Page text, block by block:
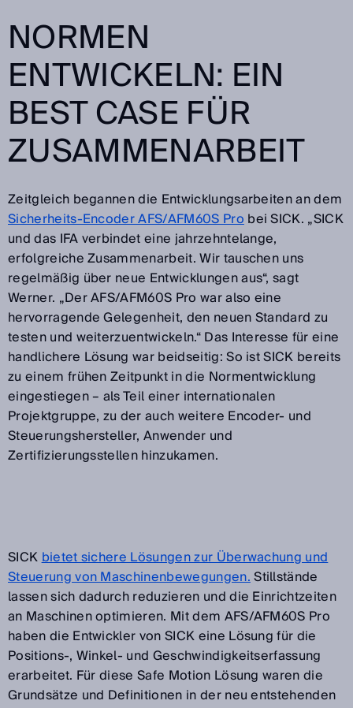
NORMEN
ENTWICKELN: EIN
BEST CASE FÜR
ZUSAMMENARBEIT
Zeitgleich begannen die Entwicklungsarbeiten an dem
Sicherheits-Encoder AFS/AFM60S Probei SICK. „SICK
und das IFA verbindet eine jahrzehntelange,
erfolgreiche Zusammenarbeit. Wir tauschen uns
regelmäßig über neue Entwicklungen aus“, sagt
Werner. „Der AFS/AFM60S Pro war also eine
hervorragende Gelegenheit, den neuen Standard zu
testen und weiterzuentwickeln.“ Das Interesse für eine
handlichere Lösung war beidseitig: So ist SICK bereits
zu einem frühen Zeitpunkt in die Normentwicklung
eingestiegen – als Teil einer internationalen
Projektgruppe, zu der auch weitere Encoder- und
Steuerungshersteller, Anwender und
Zertifizierungsstellen hinzukamen.
SICKbietet sichere Lösungen zur Überwachung und
Steuerung von Maschinenbewegungen.Stillstände
lassen sich dadurch reduzieren und die Einrichtzeiten
an Maschinen optimieren. Mit dem AFS/AFM60S Pro
haben die Entwickler von SICK eine Lösung für die
Positions-, Winkel- und Geschwindigkeitserfassung
erarbeitet. Für diese Safe Motion Lösung waren die
Grundsätze und Definitionen in der neu entstehenden